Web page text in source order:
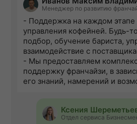
Менеджер по развитию
- Поддержка на каждом этапе
управления кофейней. Будь-
подбор, обучение бариста,
взаимодействие с
- Мы предоставляем
поддержку франчайзи, в
его знаний, намерений и
Ксения
Отдел сервиса